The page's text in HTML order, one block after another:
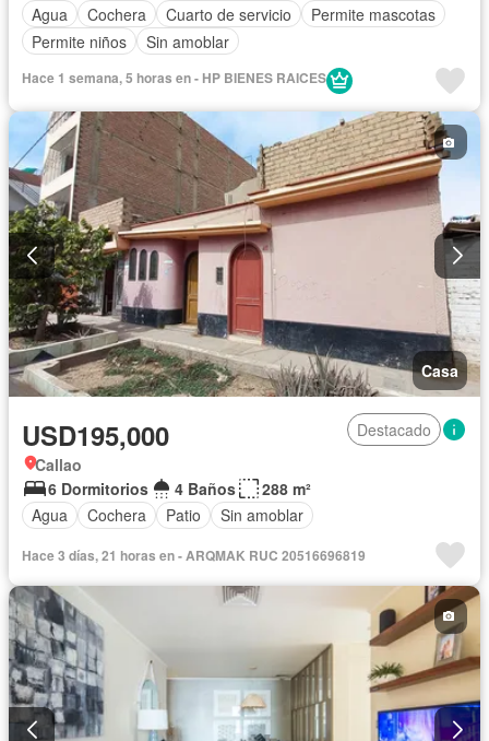
Agua
Cochera Cuarto de servicio
Permite mascotas
Permite niños
Sin amoblar
Hace 1 semana, 5 horas en - HP BIENES RAICES
Casa
USD195,000
Destacado
Callao
6 Dormitorios
4 Baños
288 m²
Agua
Cochera Patio Sin amoblar
Hace 3 días, 21 horas en - ARQMAK RUC 20516696819